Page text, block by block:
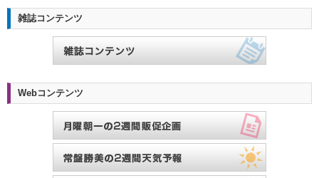
雑誌コンテンツ
Webコンテンツ